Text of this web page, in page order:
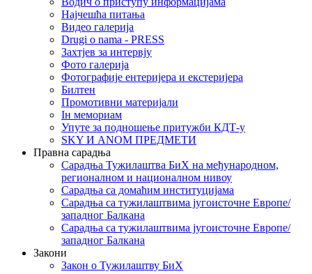
Најчешћа питања
Видео галерија
Drugi o nama - PRESS
Захтјев за интервју
Фото галерија
Фотографије ентеријера и екстеријера
Билтен
Промотивни материјали
Iн мемориам
Упуте за подношење притужби КДТ-у
SKY И ANOM ПРЕДМЕТИ
Правна сарадња
Сарадња Тужилаштва БиХ на међународном,
регионалном и националном нивоу
Сарадња са домаћим институцијама
Сарадња са тужилаштвима југоисточне Европе/
западног Балкана
Сарадња са тужилаштвима југоисточне Европе/
западног Балкана
Закони
Закон о Тужилаштву БиХ